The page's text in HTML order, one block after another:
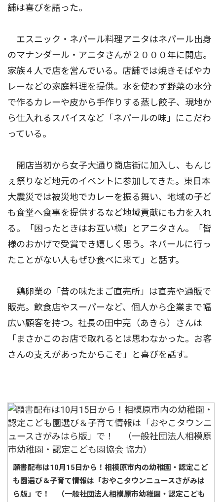
舗は喜びを語った。
エスニック・ネパール料理アニタはネパール出身
のマナンダール・アニタさんが２０００年に開店。
家族４人で店を営んでいる。店舗では焼きそばやカ
レーなどの家庭料理を提供。水を使わず野菜の水分
で作るカレーや皮から手作りする蒸し餃子、現地か
ら仕入れるスパイスなど「ネパールの味」にこだわ
っている。
開店当初から女子大通り商店街に加入し、もんじ
ぇ祭りなど地元のイベントに参加してきた。東日本
大震災では被災地でカレーを振る舞い、地域の子ど
も食堂へ食事を提供するなど地域貢献にも力を入れ
る。「困ったときはお互い様」とアニタさん。「皆
様のおかげで受賞でき嬉しく思う。ネパールに行っ
たことがない人もぜひ食べに来て」と話す。
鶏卵業の「昔の味たまご直売所」は直売や通販で
販売。飲食店やスーパーなど、個人から企業まで幅
広い顧客を持つ。社長の田中亮（あきら）さんは
「まさかこのお店で取れるとは思わなかった。お客
さんの支えがあったからこそ」と喜びを話す。
願書配布は10月15日から！相模原市内の幼稚園・認定こど
も園選び＆子育て情報は「おやこタウンニュースさがみは
ら版」で！ （一般社団法人相模原市幼稚園・認定こども